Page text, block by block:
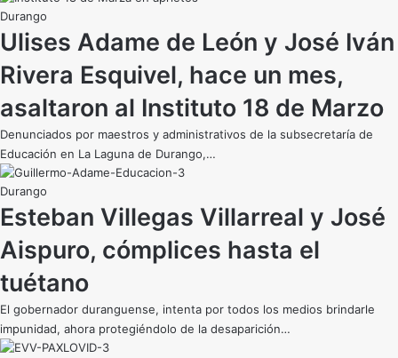
Durango
Ulises Adame de León y José Iván
Rivera Esquivel, hace un mes,
asaltaron al Instituto 18 de Marzo
Denunciados por maestros y administrativos de la subsecretaría de
Educación en La Laguna de Durango,…
Durango
Esteban Villegas Villarreal y José
Aispuro, cómplices hasta el
tuétano
El gobernador duranguense, intenta por todos los medios brindarle
impunidad, ahora protegiéndolo de la desaparición…